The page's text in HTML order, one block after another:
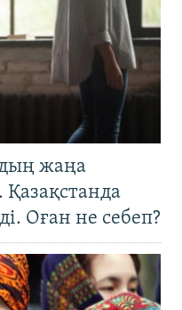
жаңа
Оған не себеп?